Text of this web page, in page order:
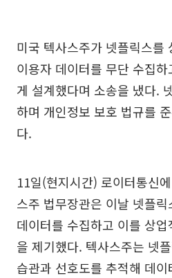
미국 텍사스주가 넷플릭스를
이용자 데이터를 무단 수집
게 설계했다며 소송을 냈다.
하며 개인정보 보호 법규를
다.
11일(현지시간) 로이터통신
스주 법무장관은 이날 넷플
데이터를 수집하고 이를 상
을 제기했다. 텍사스주는 넷
습관과 선호도를 추적해 데